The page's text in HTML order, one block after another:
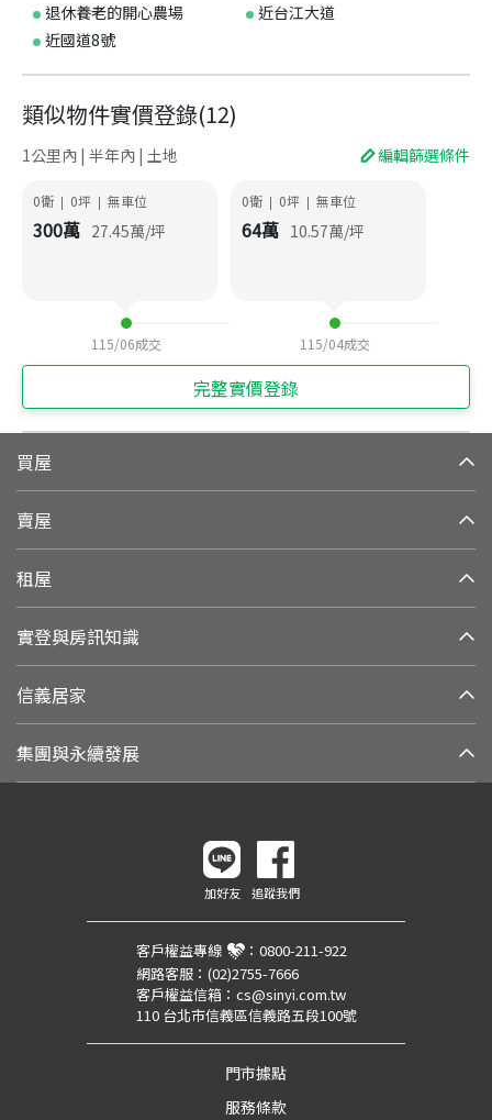
退休養老的開心農場
近台江大道
近國道8號
類似物件實價登錄(12)
1公里內 | 半年內 | 土地 編輯篩選條件
0衛 | 0坪 | 無車位
300萬 27.45萬/坪
115/06成交
0衛 | 0坪 | 無車位
64萬 10.57萬/坪
115/04成交
完整實價登錄
買屋
賣屋
租屋
實登與房訊知識
信義居家
集團與永續發展
加好友 追蹤我們
客戶權益專線 ： 0800-211-922
網路客服： (02)2755-7666
客戶權益信箱： cs@sinyi.com.tw
110 台北市信義區信義路五段100號
門市據點
服務條款